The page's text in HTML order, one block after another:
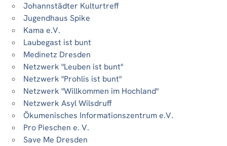
Johannstädter Kulturtreff
Jugendhaus Spike
Kama e.V.
Laubegast ist bunt
Medinetz Dresden
Netzwerk "Leuben ist bunt"
Netzwerk "Prohlis ist bunt"
Netzwerk "Willkommen im Hochland"
Netzwerk Asyl Wilsdruff
Ökumenisches Informationszentrum e.V.
Pro Pieschen e. V.
Save Me Dresden